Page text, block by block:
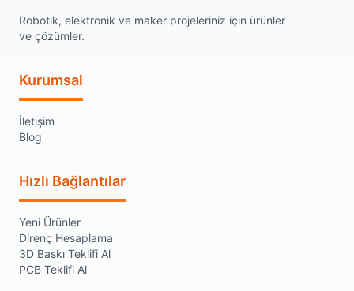
Robotik, elektronik ve maker projeleriniz için ürünler
ve çözümler.
Kurumsal
İletişim
Blog
Hızlı Bağlantılar
Yeni Ürünler
Direnç Hesaplama
3D Baskı Teklifi Al
PCB Teklifi Al